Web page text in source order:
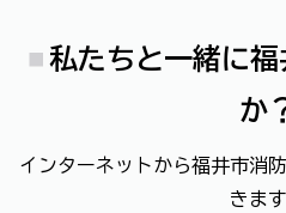
私たちと一緒に
か
インターネットから福井市消
きます